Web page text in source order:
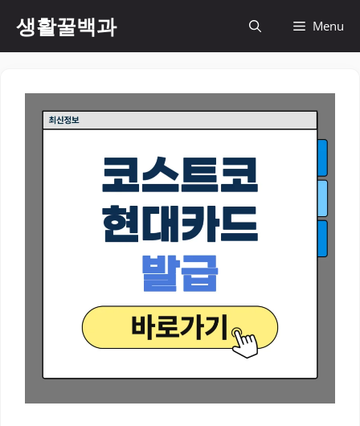
생활꿀백과 Menu